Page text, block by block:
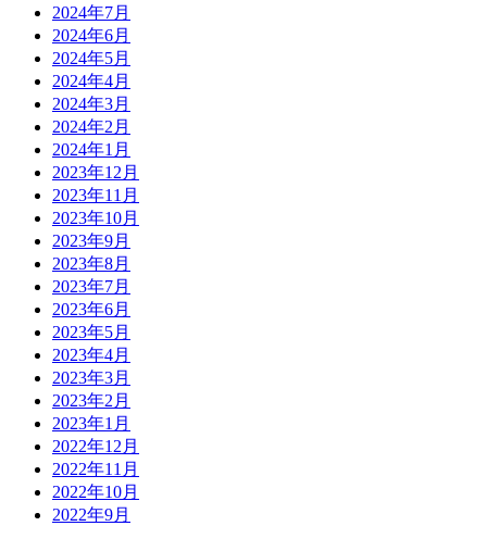
2024年7月
2024年6月
2024年5月
2024年4月
2024年3月
2024年2月
2024年1月
2023年12月
2023年11月
2023年10月
2023年9月
2023年8月
2023年7月
2023年6月
2023年5月
2023年4月
2023年3月
2023年2月
2023年1月
2022年12月
2022年11月
2022年10月
2022年9月